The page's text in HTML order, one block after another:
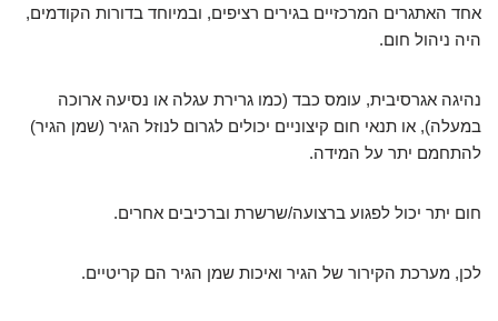
אחד האתגרים המרכזיים בגירים רציפים, ובמיוחד בדורות הקודמים,
היה ניהול חום.
נהיגה אגרסיבית, עומס כבד (כמו גרירת עגלה או נסיעה ארוכה
במעלה), או תנאי חום קיצוניים יכולים לגרום לנוזל הגיר (שמן הגיר)
להתחמם יתר על המידה.
חום יתר יכול לפגוע ברצועה/שרשרת וברכיבים אחרים.
לכן, מערכת הקירור של הגיר ואיכות שמן הגיר הם קריטיים.